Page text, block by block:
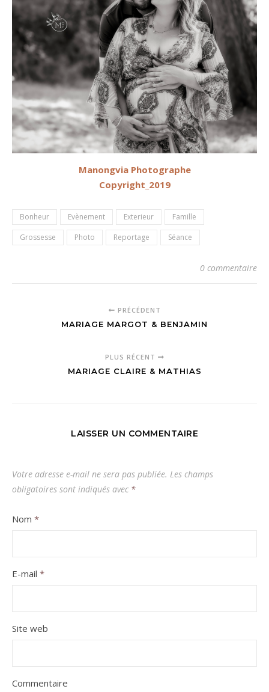
Manongvia Photographe
Copyright_2019
Bonheur Evènement Exterieur
Famille
Grossesse
Photo Reportage Séance
0 commentaire
PRÉCÉDENT
MARIAGE MARGOT & BENJAMIN
PLUS RÉCENT
MARIAGE CLAIRE & MATHIAS
LAISSER UN COMMENTAIRE
Votre adresse e-mail ne sera pas publiée. Les champs
obligatoires sont indiqués avec *
Nom *
E-mail *
Site web
Commentaire